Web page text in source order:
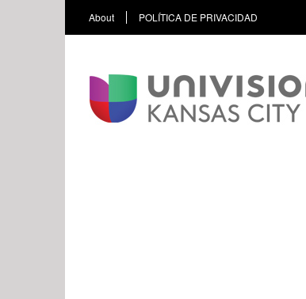
About POLÍTICA DE PRIVACIDAD